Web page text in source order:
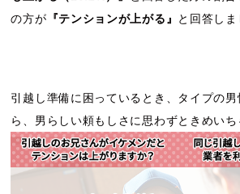
の方が 『テンションが上がる』 と回答しま
引越し準備に困っているとき、タイプの
ら、男らしい頼もしさに思わずときめいち